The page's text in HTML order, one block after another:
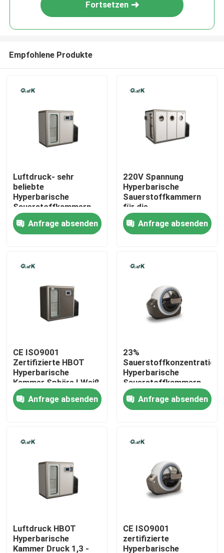
Haus
Produkte
Über uns
Fabrik-Ausflug
HBOT-Überdruckkammer
Alternde RückÜberdruckkammer
Fortsetzen
Empfohlene Produkte
Luftdruck- sehr
beliebte
Hyperbarische
Sauerstoffkammern
für verbesserte
Therapie
Anfrage absenden
220V Spannung
Hyperbarische
Sauerstoffkammern
für die
Gesundheitsversorgung
2500*1800*2000MM
Anfrage absenden
CE ISO9001
Zertifizierte HBOT
Hyperbarische
Kammer Sphäre I Weiß
/ Holz / Gold / Blau /
GrünAnfrage absenden
23%
Sauerstoffkonzentration
Hyperbarische
Sauerstoffkammern
CE ISO9001
zertifiziert
Anfrage absenden
Luftdruck HBOT
Hyperbarische
Kammer Druck 1,3 -
CE ISO9001
zertifizierte
Hyperbarische